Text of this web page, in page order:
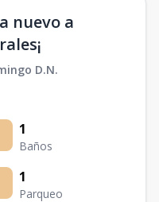
nuevo a
D.N.
1
Baños
1
Parqueo